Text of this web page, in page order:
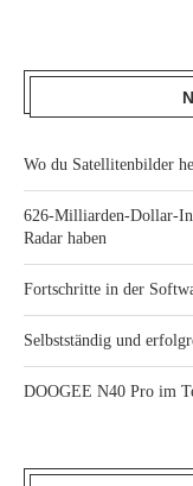
Wo du Satellitenbilder
626-Milliarden-Dollar-
Radar haben
Fortschritte in der
Selbstständig und
DOOGEE N40 Pro im